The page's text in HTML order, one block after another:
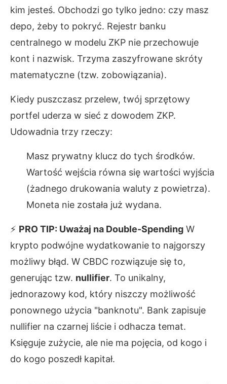
kim jesteś. Obchodzi go tylko jedno: czy masz
depo, żeby to pokryć. Rejestr banku
centralnego w modelu ZKP nie przechowuje
kont i nazwisk. Trzyma zaszyfrowane skróty
matematyczne (tzw. zobowiązania).
Kiedy puszczasz przelew, twój sprzętowy
portfel uderza w sieć z dowodem ZKP.
Udowadnia trzy rzeczy:
Masz prywatny klucz do tych środków.
Wartość wejścia równa się wartości wyjścia
(żadnego drukowania waluty z powietrza).
Moneta nie została już wydana.
⚡ PRO TIP: Uważaj na Double-Spending W
krypto podwójne wydatkowanie to najgorszy
możliwy błąd. W CBDC rozwiązuje się to,
generując tzw. nullifier. To unikalny,
jednorazowy kod, który niszczy możliwość
ponownego użycia "banknotu". Bank zapisuje
nullifier na czarnej liście i odhacza temat.
Księguje zużycie, ale nie ma pojęcia, od kogo i
do kogo poszedł kapitał.